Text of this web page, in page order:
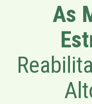
As